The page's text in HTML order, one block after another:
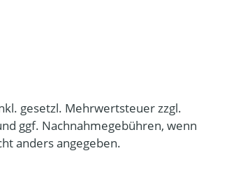
gesetzl. Mehrwertsteuer zzgl.
ggf. Nachnahmegebühren, wenn
anders angegeben.